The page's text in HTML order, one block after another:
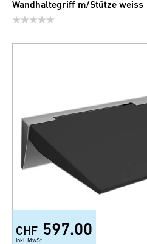
Wandhaltegriff m/Stütze weiss
CHF 597.00
inkl. MwSt.